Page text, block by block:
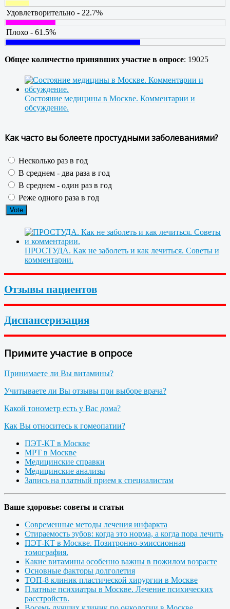
Удовлетворительно - 22.7%
Плохо - 61.5%
Общее количество принявших участие в опросе: 19025
Состояние медицины в Москве. Комментарии и
обсуждение.
Как часто вы болеете простудными заболеваниями?
Несколько раз в год
В среднем - два раза в год
В среднем - один раз в год
Реже одного раза в год
ПРОСТУДА. Как не заболеть и как лечиться. Советы и
комментарии.
Отзывы пациентов
Диспансеризация
Примите участие в опросе
Принимаете ли Вы витамины?
Учитываете ли Вы отзывы при выборе врача?
Какой тонометр есть у Вас дома?
Как Вы относитесь к гомеопатии?
ПЭТ-КТ в Москве
МРТ в Москве
Медицинские справки
Медицинские анализы
Запись на платный прием к специалистам
Ваше здоровье: советы и статьи
Современные методы лечения инфаркта
Стираемость зубов: когда это норма, а когда пора лечить
ПЭТ-КТ в Москве. Позитронно-эмиссионная
томография.
Какие витамины особенно важны в пожилом возрасте
Основные факторы долголетия
ТОП-8 клиник пластической хирургии в Москве
Платные психиатры в Москве. Лечение психических
расстройств.